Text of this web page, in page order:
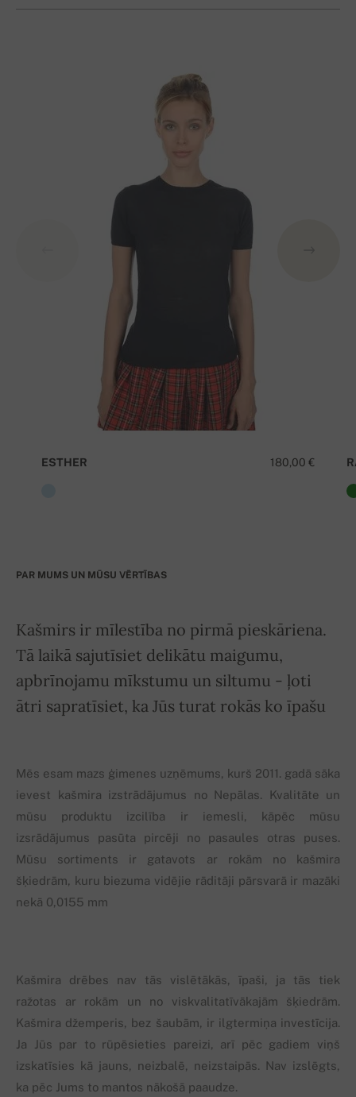
180,00 €
ESTHER
PAR MUMS UN MŪSU VĒRTĪBAS
Kašmirs ir mīlestība no pirmā pieskāriena.
Tā laikā sajutīsiet delikātu maigumu,
apbrīnojamu mīkstumu un siltumu - ļoti
ātri sapratīsiet, ka Jūs turat rokās ko īpašu
Mēs esam mazs ģimenes uzņēmums, kurš 2011. gadā sāka
ievest kašmira izstrādājumus no Nepālas. Kvalitāte un
mūsu produktu izcilība ir iemesli, kāpēc mūsu
izsrādājumus pasūta pircēji no pasaules otras puses.
Mūsu sortiments ir gatavots ar rokām no kašmira
šķiedrām, kuru biezuma vidējie rāditāji pārsvarā ir mazāki
nekā 0,0155 mm
Kašmira drēbes nav tās vislētākās, īpaši, ja tās tiek
ražotas ar rokām un no viskvalitatīvākajām šķiedrām.
Kašmira džemperis, bez šaubām, ir ilgtermiņa investīcija.
Ja Jūs par to rūpēsieties pareizi, arī pēc gadiem viņš
izskatīsies kā jauns, neizbalē, neizstaipās. Nav izslēgts,
ka pēc Jums to mantos nākošā paaudze.